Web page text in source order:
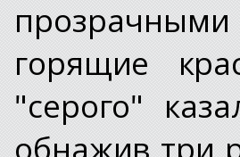
прозрачными
горящие
"серого"
обнажив три